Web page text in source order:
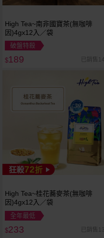
High Tea~南非國寶茶(無咖啡
因)4gx12入／袋
破盤特殺
$189 已銷售14
狂殺72折
High Tea~桂花蕎麥茶(無咖啡
因)4gx12入／袋
全年最低
$233 已銷售13